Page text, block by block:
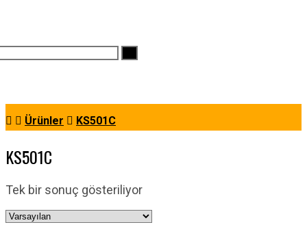
Ürünler KS501C
KS501C
Tek bir sonuç gösteriliyor